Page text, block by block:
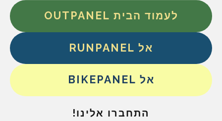
לעמוד הבית OUTPANEL
אל RUNPANEL
אל BIKEPANEL
התחברו אלינו!